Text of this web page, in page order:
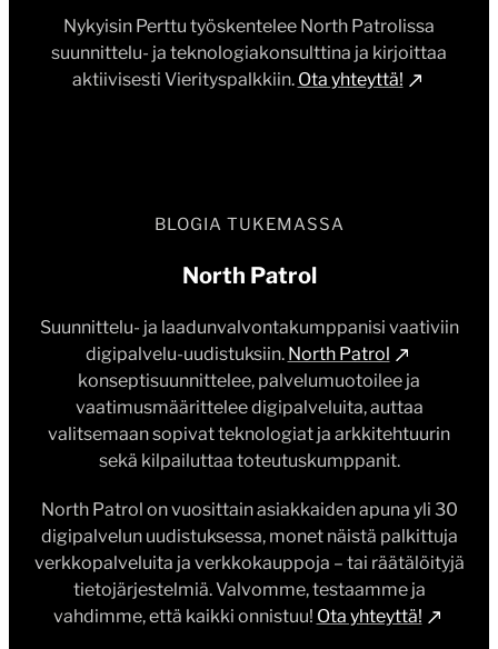
Nykyisin Perttu työskentelee North Patrolissa
suunnittelu- ja teknologiakonsulttina ja kirjoittaa
aktiivisesti Vierityspalkkiin. Ota yhteyttä!
BLOGIA TUKEMASSA
North Patrol
Suunnittelu- ja laadunvalvontakumppanisi vaativiin
digipalvelu-uudistuksiin. North Patrol
konseptisuunnittelee, palvelumuotoilee ja
vaatimusmäärittelee digipalveluita, auttaa
valitsemaan sopivat teknologiat ja arkkitehtuurin
sekä kilpailuttaa toteutuskumppanit.
North Patrol on vuosittain asiakkaiden apuna yli 30
digipalvelun uudistuksessa, monet näistä palkittuja
verkkopalveluita ja verkkokauppoja – tai räätälöityjä
tietojärjestelmiä. Valvomme, testaamme ja
vahdimme, että kaikki onnistuu! Ota yhteyttä!